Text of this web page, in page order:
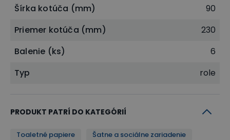
Šírka kotúča (mm)
90
Priemer kotúča (mm)
230
Balenie (ks)
6
Typ
role
PRODUKT PATRÍ DO KATEGÓRIÍ
Toaletné papiere Šatne a sociálne zariadenie